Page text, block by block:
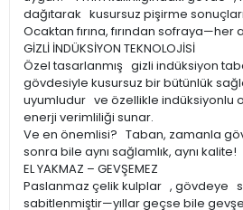
dağıtarak kusursuz pişirme
Ocaktan fırına, fırından
GİZLİ İNDÜKSİYON TEKNOLOJİSİ
Özel tasarlanmış gizli indüksiyon
gövdesiyle kusursuz bir bütünlük
uyumludur ve özellikle indüksiyonlu
enerji verimliliği sunar.
Ve en önemlisi? Taban, zamanla
sonra bile aynı sağlamlık, aynı kalite!
EL YAKMAZ – GEVŞEMEZ
Paslanmaz çelik kulplar , gövdeye
sabitlenmiştir—yıllar geçse bile